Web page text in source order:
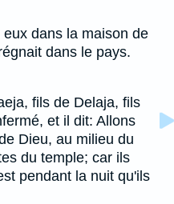
dans la maison de
dans le pays.
fils de Delaja, fils
et il dit: Allons
Dieu, au milieu du
du temple; car ils
pendant la nuit qu'ils